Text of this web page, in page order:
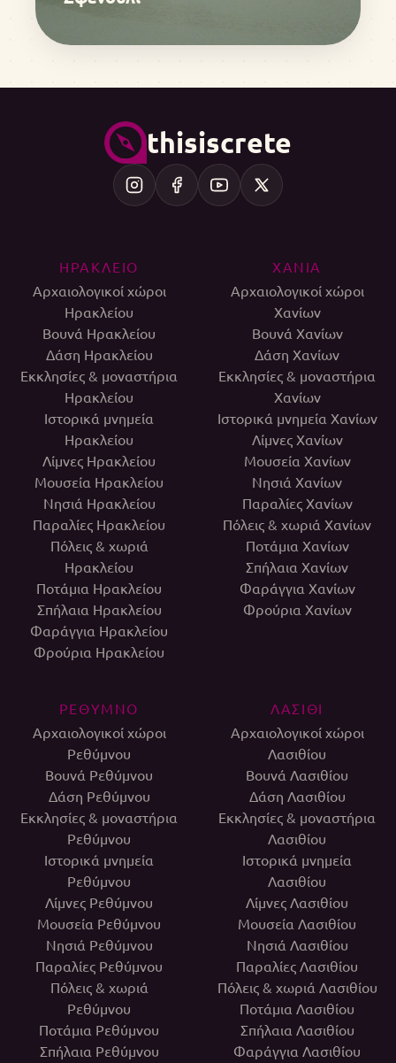
thisiscrete
ΗΡΑΚΛΕΙΟ
Αρχαιολογικοί χώροι
Ηρακλείου
Βουνά Ηρακλείου
Δάση Ηρακλείου
Εκκλησίες & μοναστήρια
Ηρακλείου
Ιστορικά μνημεία
Ηρακλείου
Λίμνες Ηρακλείου
Μουσεία Ηρακλείου
Νησιά Ηρακλείου
Παραλίες Ηρακλείου
Πόλεις & χωριά
Ηρακλείου
Ποτάμια Ηρακλείου
Σπήλαια Ηρακλείου
Φαράγγια Ηρακλείου
Φρούρια Ηρακλείου
ΧΑΝΙΑ
Αρχαιολογικοί χώροι
Χανίων
Βουνά Χανίων
Δάση Χανίων
Εκκλησίες & μοναστήρια
Χανίων
Ιστορικά μνημεία Χανίων
Λίμνες Χανίων
Μουσεία Χανίων
Νησιά Χανίων
Παραλίες Χανίων
Πόλεις & χωριά Χανίων
Ποτάμια Χανίων
Σπήλαια Χανίων
Φαράγγια Χανίων
Φρούρια Χανίων
ΡΕΘΥΜΝΟ
Αρχαιολογικοί χώροι
Ρεθύμνου
Βουνά Ρεθύμνου
Δάση Ρεθύμνου
Εκκλησίες & μοναστήρια
Ρεθύμνου
Ιστορικά μνημεία
Ρεθύμνου
Λίμνες Ρεθύμνου
Μουσεία Ρεθύμνου
Νησιά Ρεθύμνου
Παραλίες Ρεθύμνου
Πόλεις & χωριά
Ρεθύμνου
Ποτάμια Ρεθύμνου
Σπήλαια Ρεθύμνου
ΛΑΣΙΘΙ
Αρχαιολογικοί χώροι
Λασιθίου
Βουνά Λασιθίου
Δάση Λασιθίου
Εκκλησίες & μοναστήρια
Λασιθίου
Ιστορικά μνημεία
Λασιθίου
Λίμνες Λασιθίου
Μουσεία Λασιθίου
Νησιά Λασιθίου
Παραλίες Λασιθίου
Πόλεις & χωριά Λασιθίου
Ποτάμια Λασιθίου
Σπήλαια Λασιθίου
Φαράγγια Λασιθίου